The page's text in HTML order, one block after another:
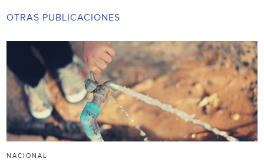
OTRAS PUBLICACIONES
NACIONAL